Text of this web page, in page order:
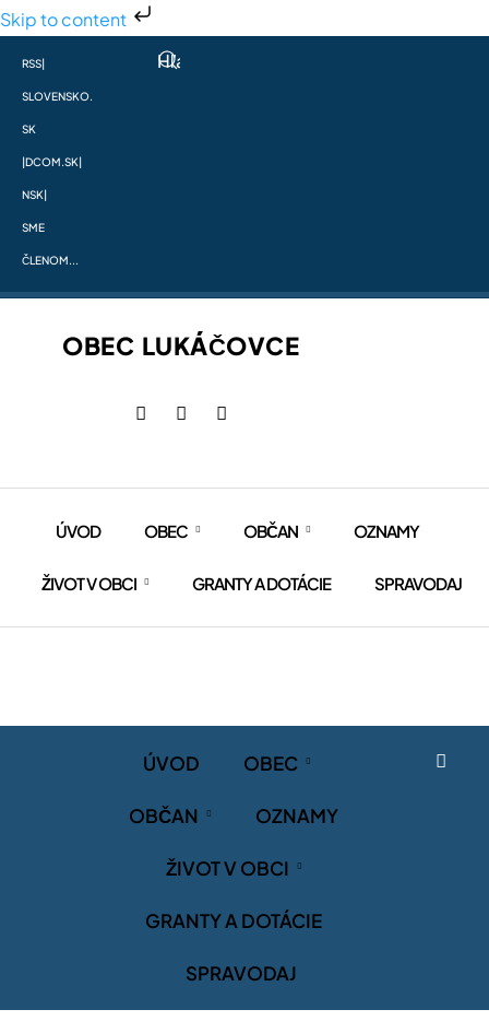
Skip to content
RSS|
SLOVENSKO.
SK
|DCOM.SK|
NSK|
SME
ČLENOM...
OBEC LUKÁČOVCE
ÚVOD OBEC OBČAN OZNAMY
ŽIVOT V OBCI GRANTY A DOTÁCIE SPRAVODAJ
ÚVOD OBEC
OBČAN OZNAMY
ŽIVOT V OBCI
GRANTY A DOTÁCIE
SPRAVODAJ